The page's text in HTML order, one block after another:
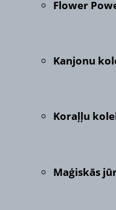
Flower
Kanjonu
Koraļļu
Maģiskās